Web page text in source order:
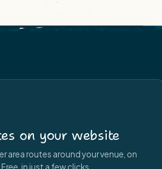
on your website
area routes around your venue, on